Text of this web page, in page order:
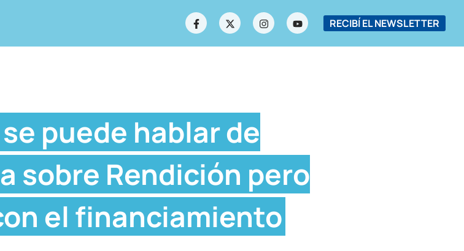
RECIBÍ EL NEWSLETTER
puede hablar de
sobre Rendición pero
el financiamiento